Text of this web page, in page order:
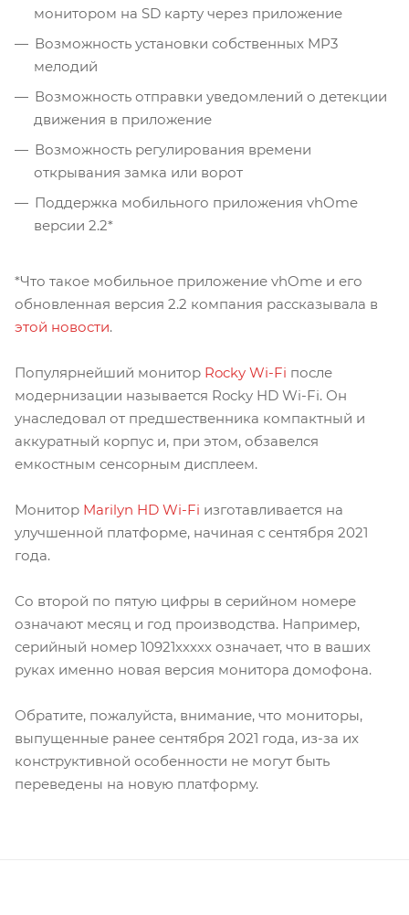
монитором на SD карту через приложение
Возможность установки собственных MP3
мелодий
Возможность отправки уведомлений о детекции
движения в приложение
Возможность регулирования времени
открывания замка или ворот
Поддержка мобильного приложения vhOme
версии 2.2*
*Что такое мобильное приложение vhOme и его
обновленная версия 2.2 компания рассказывала в
этой новости.
Популярнейший монитор Rocky Wi-Fi после
модернизации называется Rocky HD Wi-Fi. Он
унаследовал от предшественника компактный и
аккуратный корпус и, при этом, обзавелся
емкостным сенсорным дисплеем.
Монитор Marilyn HD Wi-Fi изготавливается на
улучшенной платформе, начиная с сентября 2021
года.
Со второй по пятую цифры в серийном номере
означают месяц и год производства. Например,
серийный номер 10921ххххх означает, что в ваших
руках именно новая версия монитора домофона.
Обратите, пожалуйста, внимание, что мониторы,
выпущенные ранее сентября 2021 года, из-за их
конструктивной особенности не могут быть
переведены на новую платформу.